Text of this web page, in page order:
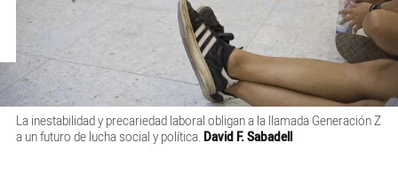
La inestabilidad y precariedad laboral obligan a la llamada Generación Z
a un futuro de lucha social y política. David F. Sabadell